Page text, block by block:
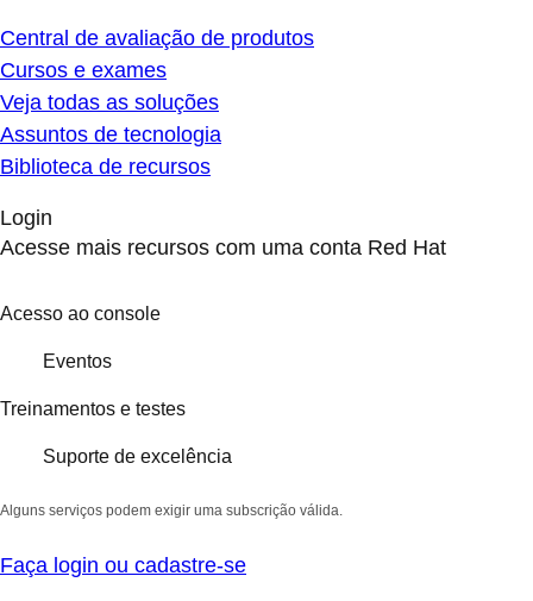
Central de avaliação de produtos
Cursos e exames
Veja todas as soluções
Assuntos de tecnologia
Biblioteca de recursos
Login
Acesse mais recursos com uma conta Red Hat
Acesso ao console
Eventos
Treinamentos e testes
Suporte de excelência
Alguns serviços podem exigir uma subscrição válida.
Faça login ou cadastre-se